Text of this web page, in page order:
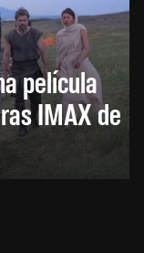
película
IMAX de